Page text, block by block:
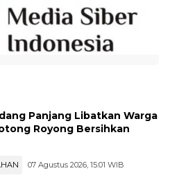
Panjang Libatkan Warga
Royong Bersihkan
07 Agustus 2026, 15:01 WIB